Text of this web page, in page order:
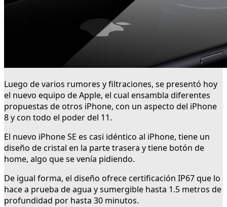
Luego de varios rumores y filtraciones, se presentó hoy
el nuevo equipo de Apple, el cual ensambla diferentes
propuestas de otros iPhone, con un aspecto del iPhone
8 y con todo el poder del 11.
El nuevo iPhone SE es casi idéntico al iPhone, tiene un
diseño de cristal en la parte trasera y tiene botón de
home, algo que se venía pidiendo.
De igual forma, el diseño ofrece certificación IP67 que lo
hace a prueba de agua y sumergible hasta 1.5 metros de
profundidad por hasta 30 minutos.